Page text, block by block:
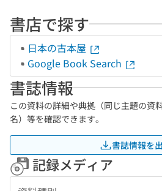
書店で探す
日本の古本屋
Google Book Search
書誌情報
この資料の詳細や典拠（同じ主題の資
名）等を確認できます。
書誌情報を
記録メディア